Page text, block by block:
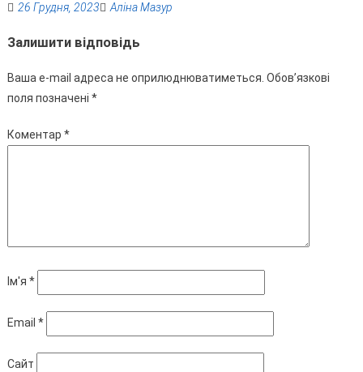
26 Грудня, 2023 Аліна Мазур
Залишити відповідь
Ваша e-mail адреса не оприлюднюватиметься. Обов’язкові
поля позначені *
Коментар *
Ім'я *
Email *
Сайт